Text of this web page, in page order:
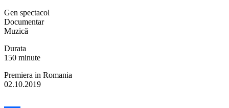
Gen spectacol
Documentar
Muzică
Durata
150 minute
Premiera in Romania
02.10.2019